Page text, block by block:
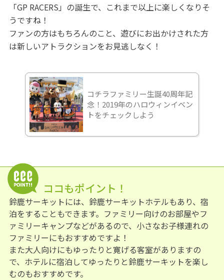
「GP RACERS」の誕生で、これまで以上に楽しくなりそ
うですね！
ファンの方はもちろんのこと、遊びにお出かけされた方
は新しいアトラクションをお見逃しなく！
コチラファミリー生誕40周年記
念！2019年のハロウィンイベン
トをチェックしよう
ココもポイント！
鈴鹿サーキットには、鈴鹿サーキットホテルもあり、宿
泊をすることもできます。ファミリー向けのお部屋やフ
ァミリーキャンプなどがあるので、小さなお子様連れの
ファミリーにもおすすめですよ！
また大人向けにもゆったりと寛げる客室がありますの
で、ホテルに宿泊してゆったりと鈴鹿サーキットを楽し
むのもおすすめです。